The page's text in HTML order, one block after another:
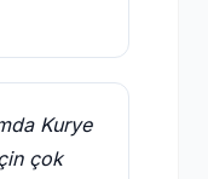
Kurye
çok